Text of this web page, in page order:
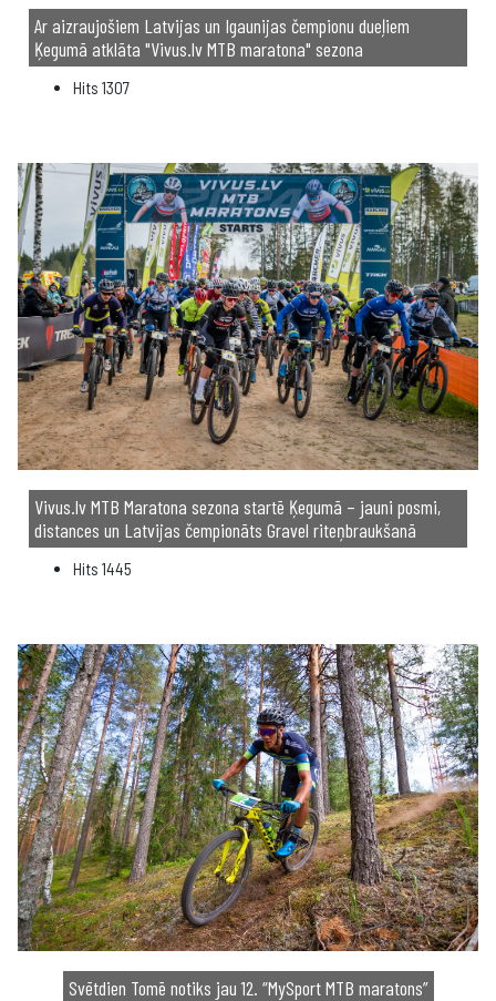
Ar aizraujošiem Latvijas un Igaunijas čempionu dueļiem
Ķegumā atklāta "Vivus.lv MTB maratona" sezona
Hits 1307
Vivus.lv MTB Maratona sezona startē Ķegumā – jauni posmi,
distances un Latvijas čempionāts Gravel riteņbraukšanā
Hits 1445
Svētdien Tomē notiks jau 12. “MySport MTB maratons”